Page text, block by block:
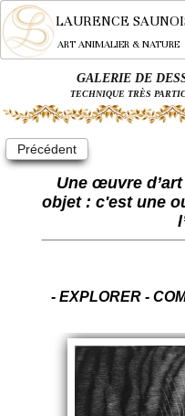
LAURENCE
ART ANIMALIER & NATURE
NYMPHEUS
OEUVRES
BECASSE
NEWS
GALERIE DE
TECHNIQUE TRÈS
Précédent
Une œuvre
objet : c'est une
- EXPLORER -